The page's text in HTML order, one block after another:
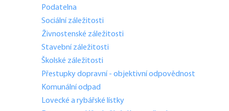
Podatelna
Sociální záležitosti
Živnostenské záležitosti
Stavební záležitosti
Školské záležitosti
Přestupky dopravní - objektivní odpovědnost
Komunální odpad
Lovecké a rybářské lístky